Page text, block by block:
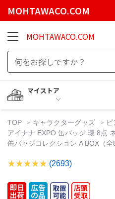
MOHTAWACO.COM
MOHTAWACO.COM
マイストア
TOP キャラクターグッズ
アイナナ EXPO 缶バッジ 環 8点
缶バッジコレクション A BOX（
(2693)